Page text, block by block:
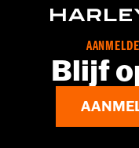
Blijf